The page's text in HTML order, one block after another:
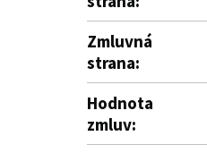
Zmluvná
strana:
Hodnota
zmluv: